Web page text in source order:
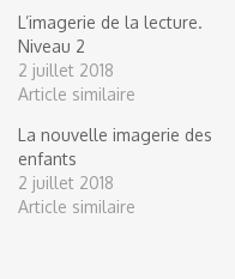
L’imagerie de la lecture.
Niveau 2
2 juillet 2018
Article similaire
La nouvelle imagerie des
enfants
2 juillet 2018
Article similaire